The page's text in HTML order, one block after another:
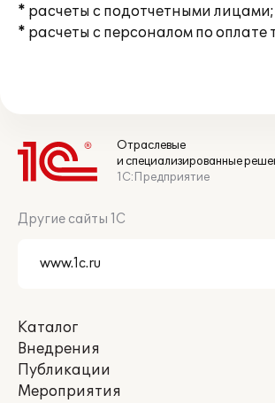
* расчеты с подотчетными лицами;
* расчеты с персоналом по оплате
Отраслевые
и специализированные
1С:Предприятие
Другие сайты 1С
Каталог
Внедрения
Публикации
Мероприятия